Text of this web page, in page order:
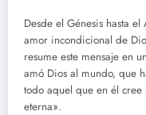
Desde el Génesis hasta
amor incondicional de
resume este mensaje en
amó Dios al mundo, que
todo aquel que en él
eterna».